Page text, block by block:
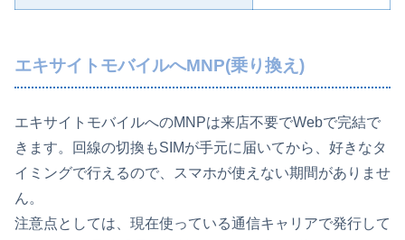
エキサイトモバイルへMNP(乗り換え)
エキサイトモバイルへのMNPは来店不要でWebで完結で
きます。回線の切換もSIMが手元に届いてから、好きなタ
イミングで行えるので、スマホが使えない期間がありませ
ん。
注意点としては、現在使っている通信キャリアで発行して